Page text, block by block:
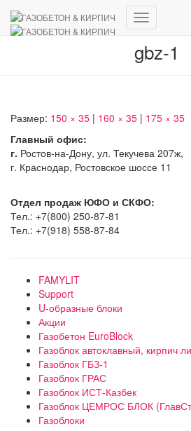
навигацию
gbz-1
Размер: 150 × 35 | 160 × 35 | 175 × 35
Главный офис:
г. Ростов-на-Дону, ул. Текучева 207ж,
г. Краснодар, Ростовское шоссе 11
Отдел продаж ЮФО и СКФО:
Тел.: +7(800) 250-87-81
Тел.: +7(918) 558-87-84
FAMYLIT
Support
U-образные блоки
Акции
Газобетон EuroBlock
Газоблок автоклавный, кирпич
Газоблок ГБЗ-1
Газоблок ГРАС
Газоблок ИСТ-Казбек
Газоблок ЦЕМРОС БЛОК
Газоблоки